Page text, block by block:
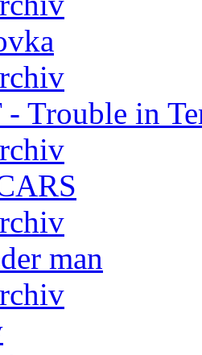
Trouble in
man